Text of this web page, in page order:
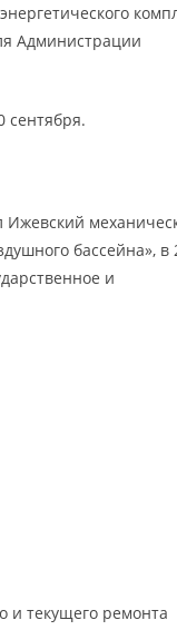
Администрации
сентября.
Ижевский
бассейна», в
и
и текущего ремонта